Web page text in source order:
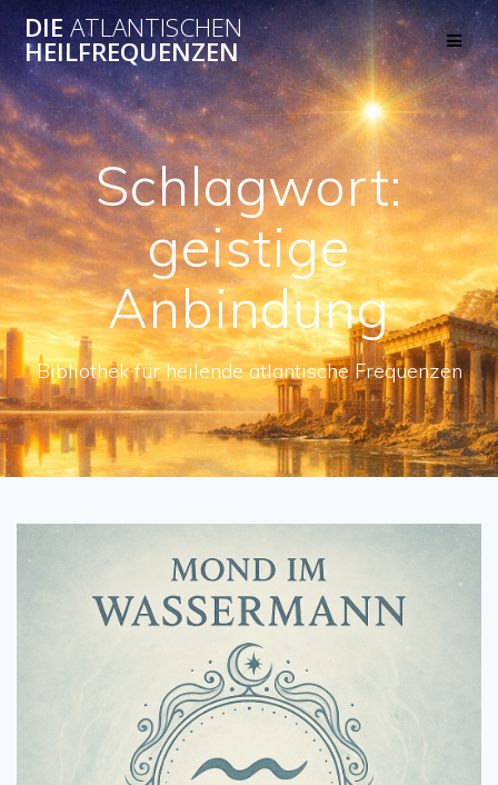
Skip
to
content
DIE ATLANTISCHEN
HEILFREQUENZEN
Schlagwort:
geistige
Anbindung
Bibliothek für heilende atlantische Frequenzen